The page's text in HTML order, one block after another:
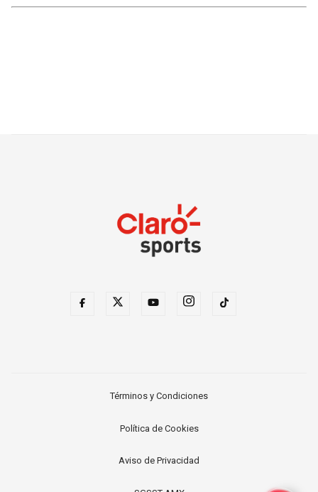
Términos y Condiciones
Política de Cookies
Aviso de Privacidad